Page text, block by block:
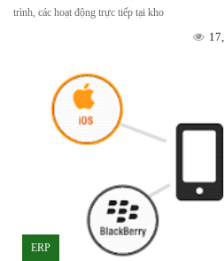
trình, các hoạt động trực tiếp tại kho
ERP